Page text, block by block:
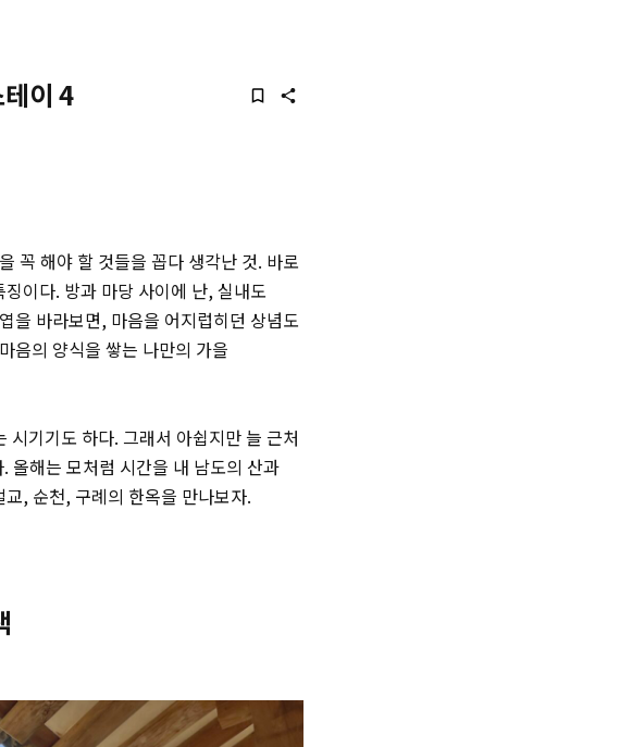
이 4
꼭 해야 할 것들을 꼽다 생각난 것. 바로
징이다. 방과 마당 사이에 난, 실내도
을 바라보면, 마음을 어지럽히던 상념도
음의 양식을 쌓는 나만의 가을
기기도 하다. 그래서 아쉽지만 늘 근처
올해는 모처럼 시간을 내 남도의 산과
, 순천, 구례의 한옥을 만나보자.